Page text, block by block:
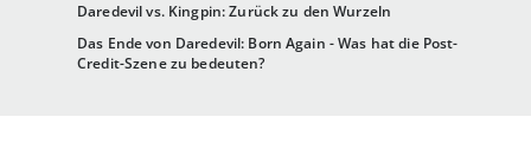
Daredevil vs. Kingpin: Zurück zu den Wurzeln
Das Ende von Daredevil: Born Again - Was hat die Post-
Credit-Szene zu bedeuten?